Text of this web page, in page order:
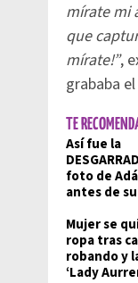
mírate mi
que
mírate!”,
grababa
TE
Así fue la
foto de
antes de
Mujer se
ropa tras
robando y
‘Lady